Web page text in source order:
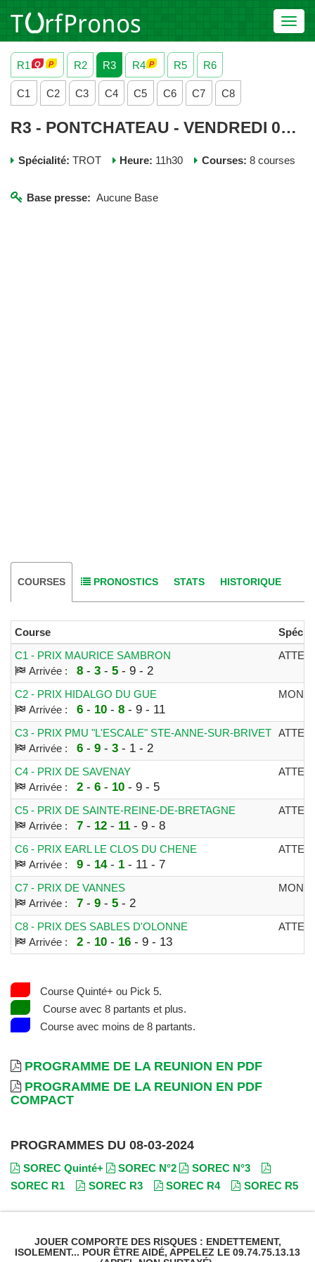
R1
R2 R3 R4 R5 R6
C1 C2 C3 C4 C5 C6 C7 C8
R3 - PONTCHATEAU - VENDREDI 08 MARS 2024
Spécialité: TROT Heure: 11h30 Courses: 8 courses
Base presse: Aucune Base
COURSES PRONOSTICS STATS HISTORIQUE
Course
C1 - PRIX MAURICE SAMBRON
Arrivée :
8- 3- 5- 9 - 2
C2 - PRIX HIDALGO DU GUE
Arrivée :
6- 10- 8- 9 - 11
C3 - PRIX PMU "L'ESCALE" STE-ANNE-SUR-BRIVET
Arrivée :
6- 9- 3- 1 - 2
C4 - PRIX DE SAVENAY
Arrivée :
2- 6- 10- 9 - 5
C5 - PRIX DE SAINTE-REINE-DE-BRETAGNE
Arrivée :
7- 12- 11 - 9 - 8
C6 - PRIX EARL LE CLOS DU CHENE
Arrivée :
9- 14- 1 - 11 - 7
C7 - PRIX DE VANNES
Arrivée :
7- 9- 5- 2
C8 - PRIX DES SABLES D'OLONNE
Arrivée :
2- 10- 16- 9 - 13
Course Quinté+ ou Pick 5.
Course avec 8 partants et plus.
Course avec moins de 8 partants.
PROGRAMME DE LA REUNION EN PDF
PROGRAMME DE LA REUNION EN PDF
COMPACT
PROGRAMMES DU 08-03-2024
SOREC Quinté+ SOREC N°2
SOREC N°3
SOREC R1
SOREC R3 SOREC R4 SOREC R5
JOUER COMPORTE DES RISQUES : ENDETTEMENT,
ISOLEMENT... POUR ÊTRE AIDÉ, APPELEZ LE 09.74.75.13.13